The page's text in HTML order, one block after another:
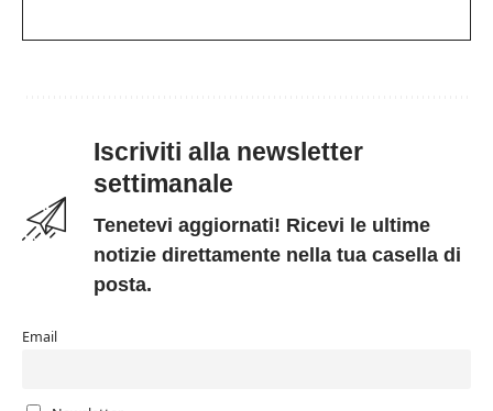
Iscriviti alla newsletter
settimanale
Tenetevi aggiornati! Ricevi le ultime
notizie direttamente nella tua casella di
posta.
Email